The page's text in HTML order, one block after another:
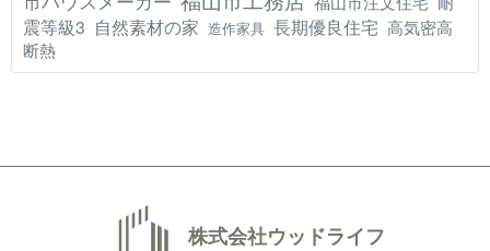
震等級3 自然素材の家 造作家具 長期優良住宅 高気密高
断熱
株式会社ウッドライフ